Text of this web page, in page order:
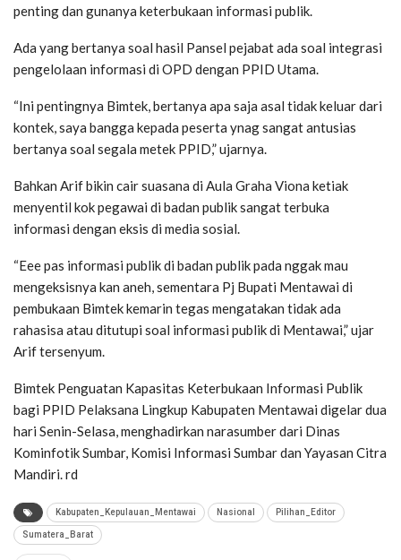
penting dan gunanya keterbukaan informasi publik.
Ada yang bertanya soal hasil Pansel pejabat ada soal integrasi
pengelolaan informasi di OPD dengan PPID Utama.
“Ini pentingnya Bimtek, bertanya apa saja asal tidak keluar dari
kontek, saya bangga kepada peserta ynag sangat antusias
bertanya soal segala metek PPID,” ujarnya.
Bahkan Arif bikin cair suasana di Aula Graha Viona ketiak
menyentil kok pegawai di badan publik sangat terbuka
informasi dengan eksis di media sosial.
“Eee pas informasi publik di badan publik pada nggak mau
mengeksisnya kan aneh, sementara Pj Bupati Mentawai di
pembukaan Bimtek kemarin tegas mengatakan tidak ada
rahasisa atau ditutupi soal informasi publik di Mentawai,” ujar
Arif tersenyum.
Bimtek Penguatan Kapasitas Keterbukaan Informasi Publik
bagi PPID Pelaksana Lingkup Kabupaten Mentawai digelar dua
hari Senin-Selasa, menghadirkan narasumber dari Dinas
Kominfotik Sumbar, Komisi Informasi Sumbar dan Yayasan Citra
Mandiri. rd
Kabupaten_Kepulauan_Mentawai Nasional Pilihan_Editor
Sumatera_Barat